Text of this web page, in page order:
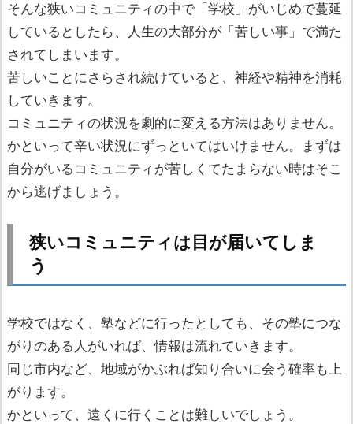
そんな狭いコミュニティの中で「学校」がいじめで蔓延
しているとしたら、人生の大部分が「苦しい事」で満た
されてしまいます。
苦しいことにさらされ続けていると、神経や精神を消耗
していきます。
コミュニティの状況を劇的に変える方法はありません。
かといって辛い状況にずっといてはいけません。まずは
自分がいるコミュニティが苦しくてたまらない時はそこ
から逃げましょう。
狭いコミュニティは目が届いてしま
う
学校ではなく、塾などに行ったとしても、その塾につな
がりのある人がいれば、情報は流れていきます。
同じ市内など、地域がかぶれば知り合いに会う確率も上
がります。
かといって、遠くに行くことは難しいでしょう。